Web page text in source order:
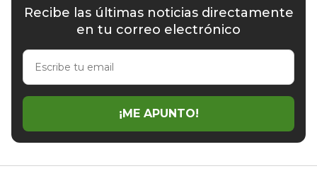
Recibe las últimas noticias directamente
en tu correo electrónico
Escribe
email
¡ME APUNTO!